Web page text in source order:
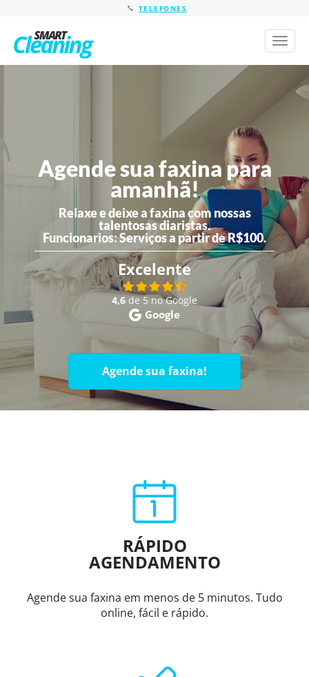
TELEFONES
Toggle
Agende sua faxina para
amanhã!
Relaxe e deixe a faxina com nossas
talentosas diaristas.
Funcionarios:Serviços a partir de R$100.
Excelente
4,6 de 5 no Google
Google
Agende sua faxina!
RÁPIDO
AGENDAMENTO
Agende sua faxina em menos de 5 minutos. Tudo
online, fácil e rápido.